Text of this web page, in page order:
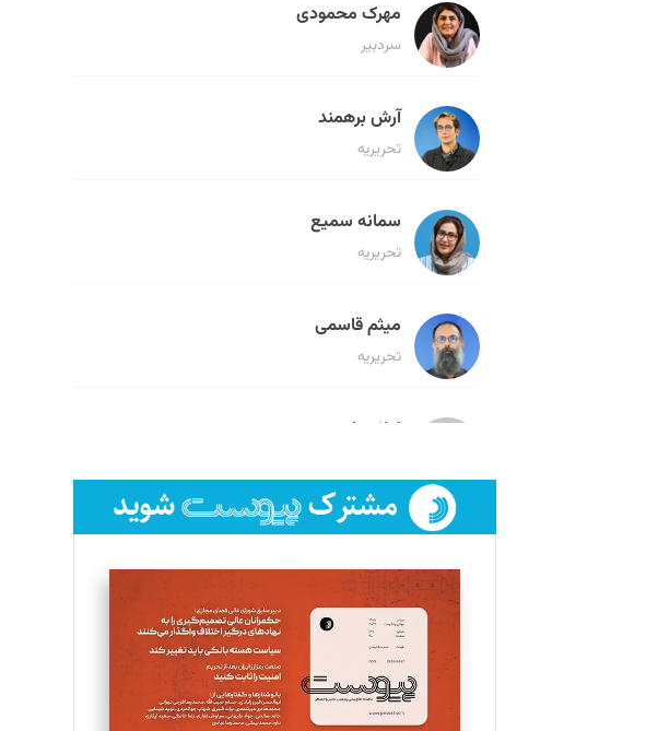
مهرک محمودی
سردبیر
آرش برهمند
تحریریه
سمانه سمیع
تحریریه
میثم قاسمی
تحریریه
لیلا حنارود
فائزه فتحی رستمی
تحریریه
سروش کرمیان
تحریریه